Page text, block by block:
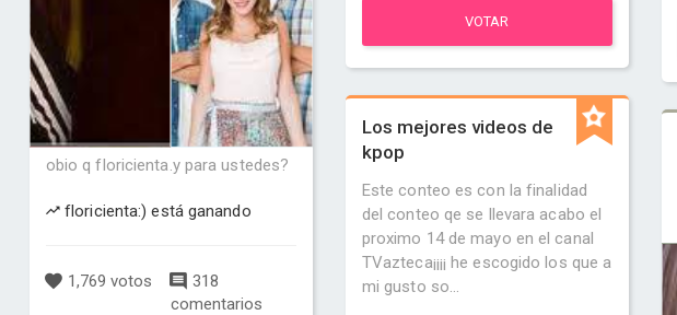
obio q floricienta.y para ustedes?
floricienta:) está ganando
1,769 votos
318
comentarios
VOTAR
Los mejores videos de
kpop
Este conteo es con la finalidad
del conteo qe se llevara acabo el
proximo 14 de mayo en el canal
TVazteca¡¡¡¡ he escogido los que a
mi gusto so...